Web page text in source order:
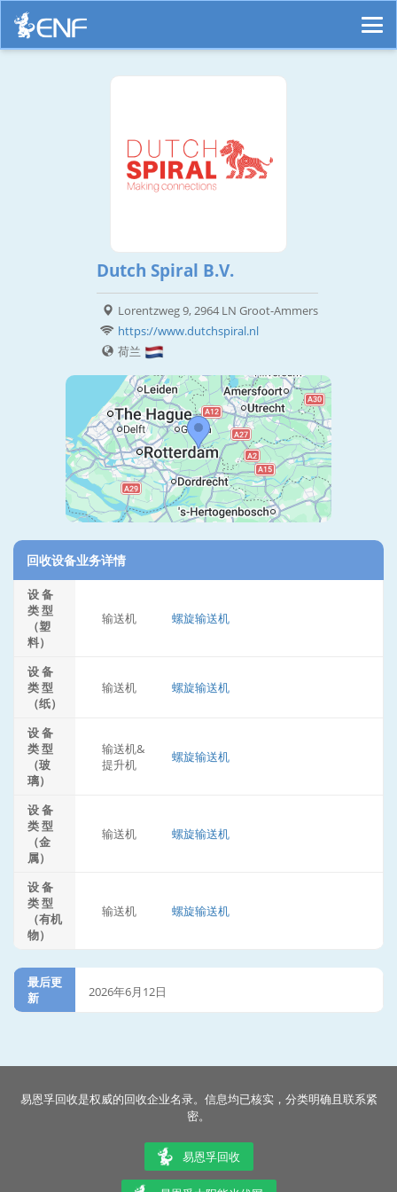
Dutch Spiral B.V.
Lorentzweg 9, 2964 LN Groot-Ammers
https://www.dutchspiral.nl
荷兰
回收设备业务详情
设 备
类 型
（塑
料）
输送机 螺旋输送机
设 备
类 型
（纸）
输送机 螺旋输送机
设 备
类 型
（玻
璃）
输送机&
提升机
螺旋输送机
设 备
类 型
（金
属）
输送机 螺旋输送机
设 备
类 型
（有机
物）
输送机 螺旋输送机
最后更
新
2026年6月12日
易恩孚回收是权威的回收企业名录。信息均已核实，分类明确且联系紧
密。
易恩孚回收